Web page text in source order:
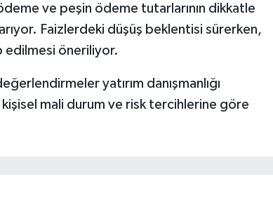
ve peşin ödeme tutarlarının dikkatle
Faizlerdeki düşüş beklentisi sürerken,
edilmesi öneriliyor.
yatırım danışmanlığı
kişisel mali durum ve risk tercihlerine göre